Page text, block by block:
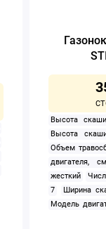
Высота
Высота
Объем
двигателя,
жесткий
7
Ширина
Модель